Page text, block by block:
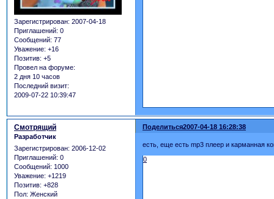
Зарегистрирован: 2007-04-18
Приглашений: 0
Сообщений: 77
Уважение: +16
Позитив: +5
Провел на форуме:
2 дня 10 часов
Последний визит:
2009-07-22 10:39:47
Поделиться2007-04-18 16:28:38
Смотрящий
Разработчик
Зарегистрирован: 2006-12-02
Приглашений: 0
Сообщений: 1000
Уважение: +1219
Позитив: +828
Пол: Женский
есть, еще есть mp3 плеер и карманная
0